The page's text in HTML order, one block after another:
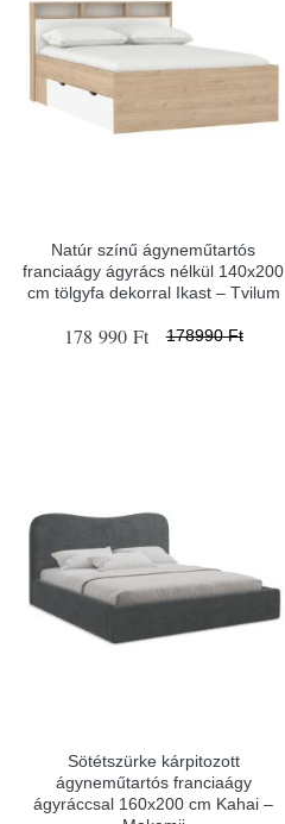
Natúr színű ágyneműtartós
franciaágy ágyrács nélkül 140x200
cm tölgyfa dekorral Ikast – Tvilum
178 990 Ft 178990 Ft
Sötétszürke kárpitozott
ágyneműtartós franciaágy
ágyráccsal 160x200 cm Kahai –